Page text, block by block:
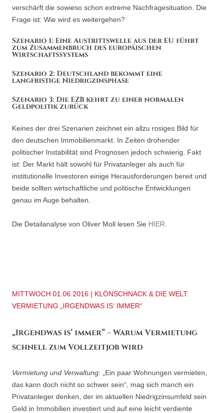
verschärft die sowieso schon extreme Nachfragesituation. Die
Frage ist: Wie wird es weitergehen?
Szenario 1: Eine Austrittswelle aus der EU führt
zum Zusammenbruch des europäischen
Wirtschaftssystems
Szenario 2: Deutschland bekommt eine
langfristige Niedrigzinsphase
Szenario 3: Die EZB kehrt zu einer normalen
Geldpolitik zurück
Keines der drei Szenarien zeichnet ein allzu rosiges Bild für
den deutschen Immobilienmarkt. In Zeiten drohender
politischer Instabilität sind Prognosen jedoch schwierig. Fakt
ist: Der Markt hält sowohl für Privatanleger als auch für
institutionelle Investoren einige Herausforderungen bereit und
beide sollten wirtschaftliche und politische Entwicklungen
genau im Auge behalten.
Die Detailanalyse von Oliver Moll lesen Sie HIER.
MITTWOCH 01.06.2016 | KLÖNSCHNACK & DIE WELT:
VERMIETUNG „IRGENDWAS IS‘ IMMER“
„Irgendwas is‘ immer“ – Warum Vermietung
schnell zum Vollzeitjob wird
Vermietung und Verwaltung: „Ein paar Wohnungen vermieten,
das kann doch nicht so schwer sein“, mag sich manch ein
Privatanleger denken, der im aktuellen Niedrigzinsumfeld sein
Geld in Immobilien investiert und auf eine leicht verdiente